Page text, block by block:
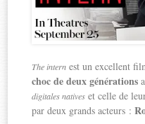
The intern est un excellent
choc de deux générations
digitales natives et celle de
par deux grands acteurs :